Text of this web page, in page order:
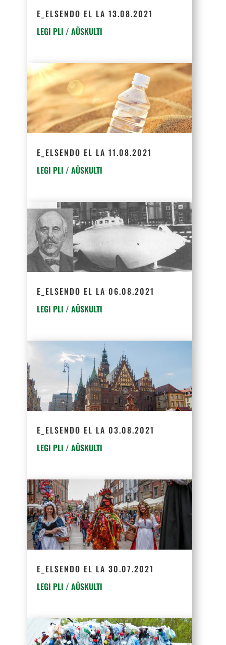
E_ELSENDO EL LA 13.08.2021
LEGI PLI / AŬSKULTI
E_ELSENDO EL LA 11.08.2021
LEGI PLI / AŬSKULTI
E_ELSENDO EL LA 06.08.2021
LEGI PLI / AŬSKULTI
E_ELSENDO EL LA 03.08.2021
LEGI PLI / AŬSKULTI
E_ELSENDO EL LA 30.07.2021
LEGI PLI / AŬSKULTI